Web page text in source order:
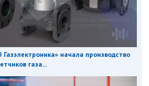
начала производство
газа...